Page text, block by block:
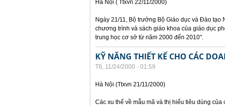
Hà Nội ( Ttxvn 22/11/2000)
Ngày 21/11, Bộ trưởng Bộ Giáo dục và Đào
chương trình và sách giáo khoa của giáo dục
trung học cơ sở từ năm 2000 đến 2010".
KỸ NĂNG THIẾT KẾ CHO CÁC
T6, 11/24/2000 - 01:59
Hà Nội (Ttxvn 21/11/2000)
Các xu thế về mẫu mã và thị hiếu tiêu dùng